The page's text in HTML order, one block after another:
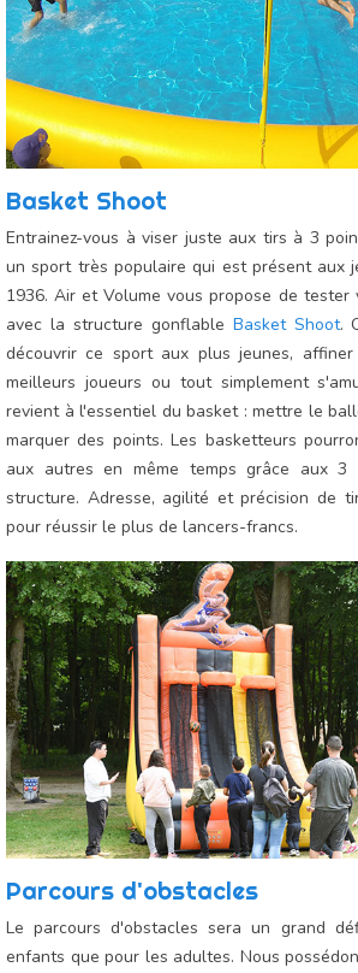
Basket Shoot
Entrainez-vous à viser juste aux tirs à 3
un sport très populaire qui est présent aux
1936. Air et Volume vous propose de
avec la structure gonflable Basket Shoot.
découvrir ce sport aux plus jeunes,
meilleurs joueurs ou tout simplement
revient à l'essentiel du basket : mettre le
marquer des points. Les basketteurs
aux autres en même temps grâce aux
structure. Adresse, agilité et précision de
pour réussir le plus de lancers-francs.
Parcours d'obstacles
Le parcours d'obstacles sera un grand
enfants que pour les adultes. Nous